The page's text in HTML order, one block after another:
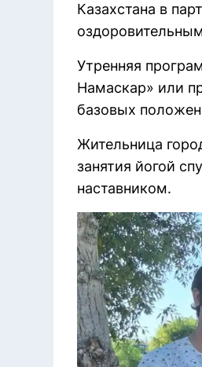
Казахстана в
Утренняя
Намаскар» или
базовых
Жительница
занятия йогой
наставником.